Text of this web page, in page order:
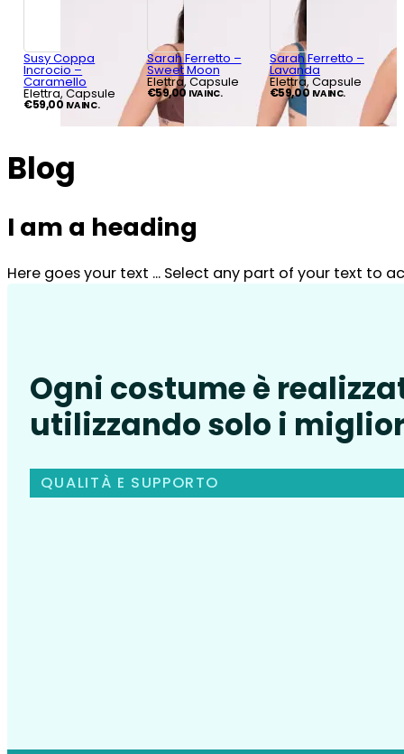
Susy Coppa
Incrocio –
Caramello
Elettra, Capsule
€59,00 IVA INC.
Sarah Ferretto –
Sweet Moon
Elettra, Capsule
€59,00 IVA INC.
Sarah Ferretto –
Lavanda
Elettra, Capsule
€59,00 IVA INC.
Blog
I am a heading
Here goes your text ... Select any part of your text to
Ogni costume è
utilizzando solo i
QUALITÀ E SUPPORTO